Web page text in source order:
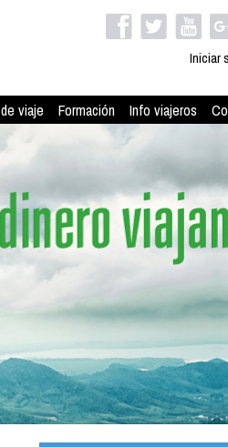
Iniciar
viaje Formación Info viajeros